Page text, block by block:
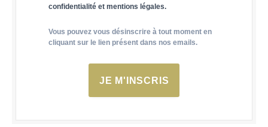
confidentialité et mentions légales.
Vous pouvez vous désinscrire à tout moment en
cliquant sur le lien présent dans nos emails.
JE M'INSCRIS